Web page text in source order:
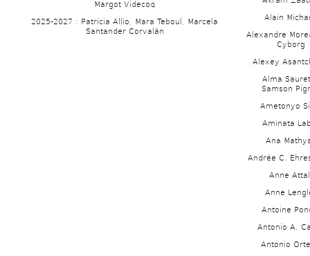
Margot Videcoq
2025-2027 : Patricia Allio, Mara Teboul, Marcela
Santander Corvalán
Alain
Alexandre
Cyborg
Alexey
Alma
Samson
Ametonyo
Aminata
Ana
Andrée C.
Anne
Anne
Antoine
Antonio A.
Antonio